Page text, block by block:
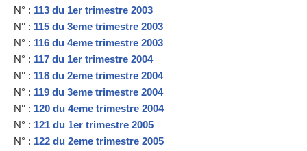
N° : 113 du 1er trimestre 2003
N° : 115 du 3eme trimestre 2003
N° : 116 du 4eme trimestre 2003
N° : 117 du 1er trimestre 2004
N° : 118 du 2eme trimestre 2004
N° : 119 du 3eme trimestre 2004
N° : 120 du 4eme trimestre 2004
N° : 121 du 1er trimestre 2005
N° : 122 du 2eme trimestre 2005